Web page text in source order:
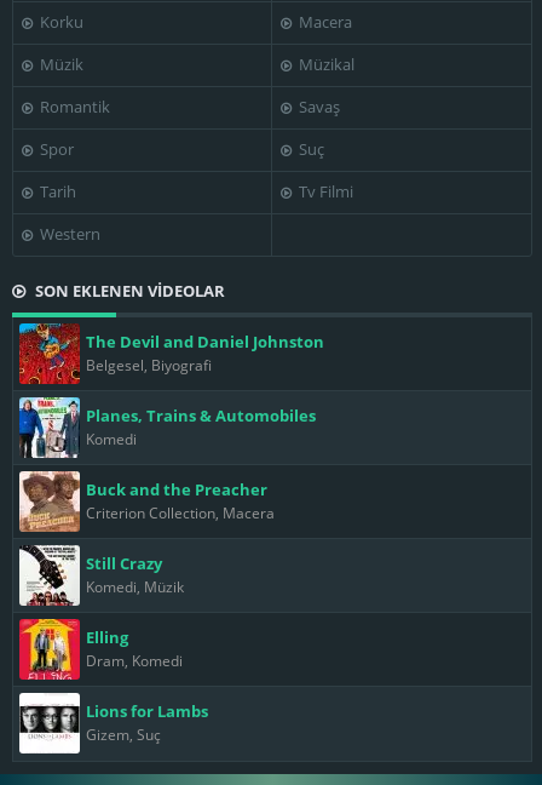
Korku
Macera
Müzik
Müzikal
Romantik
Savaş
Spor
Suç
Tarih
Tv Filmi
Western
SON EKLENEN VİDEOLAR
The Devil and Daniel Johnston
Belgesel, Biyografi
Planes, Trains & Automobiles
Komedi
Buck and the Preacher
Criterion Collection, Macera
Still Crazy
Komedi, Müzik
Elling
Dram, Komedi
Lions for Lambs
Gizem, Suç